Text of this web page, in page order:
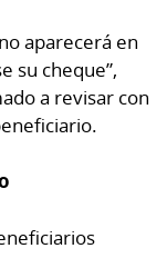
aparecerá en
su cheque”,
a revisar con